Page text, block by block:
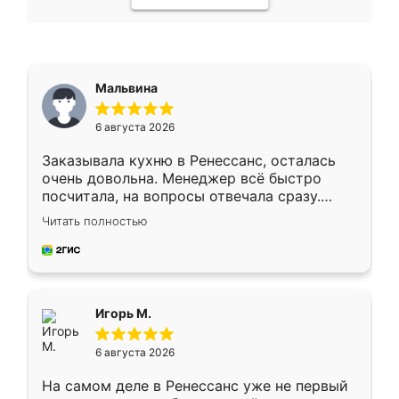
Мальвина
6 августа 2026
Заказывала кухню в Ренессанс, осталась
очень довольна. Менеджер всё быстро
посчитала, на вопросы отвечала сразу.
Замерщик приехал в субботу, подошёл к
делу со всей ответственностью. Собрали
за день, ребята работали аккуратно, даже
Читать полностью
Игорь М.
6 августа 2026
На самом деле в Ренессанс уже не первый